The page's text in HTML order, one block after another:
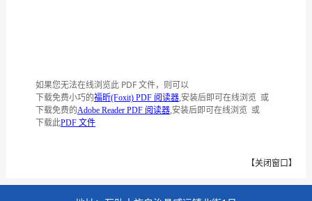
如果您无法在线浏览此 PDF 文件，则可以
下载免费小巧的福昕(Foxit) PDF 阅读器,安装后即可在线浏览 或
下载免费的Adobe Reader PDF 阅读器,安装后即可在线浏览 或
下载此PDF 文件
【关闭窗口 】